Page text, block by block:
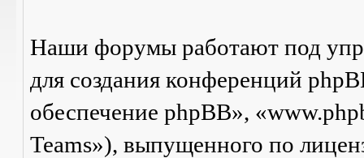
Наши форумы работают под
для создания конференций
обеспечение phpBB»,
Teams»), выпущенного по